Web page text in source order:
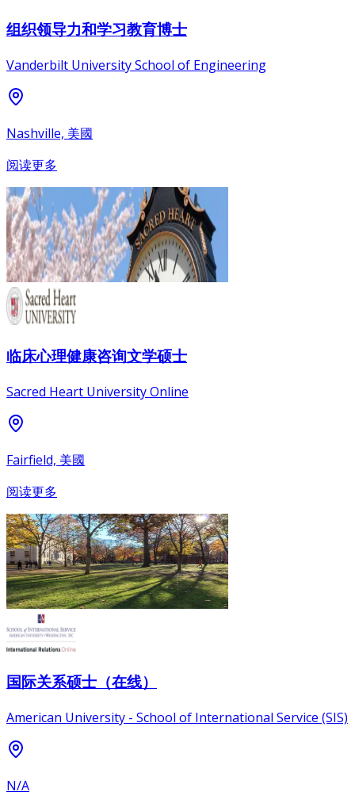
组织领导力和学习教育博士
Vanderbilt University School of Engineering
Nashville, 美國
阅读更多
临床心理健康咨询文学硕士
Sacred Heart University Online
Fairfield, 美國
阅读更多
国际关系硕士（在线）
American University - School of International Service (SIS)
N/A